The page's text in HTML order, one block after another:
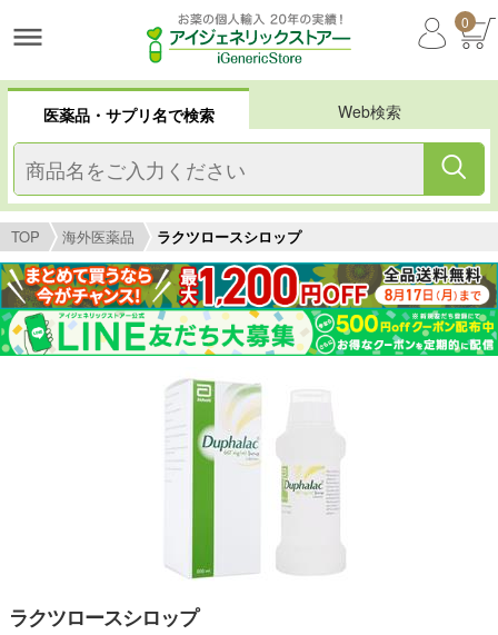
0
医薬品・サプリ名で検索 Web検索
TOP 海外医薬品 ラクツロースシロップ
ラクツロースシロップ